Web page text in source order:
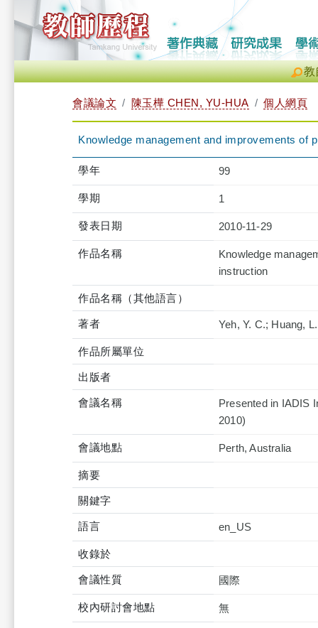
教
會議論文 陳玉樺 CHEN, YU-HUA 個人網頁
Knowledge management and improvements of
學年 99
學期 1
發表日期 2010-11-29
作品名稱
Knowledge
instruction
作品名稱（其他語言）
著者 Yeh, Y. C.; Huang,
作品所屬單位
出版者
會議名稱
Presented in IADIS
2010)
會議地點 Perth, Australia
摘要
關鍵字
語言 en_US
收錄於
會議性質 國際
校內研討會地點 無